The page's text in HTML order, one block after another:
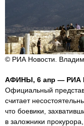
© РИА Новости.
АФИНЫ, 6 апр — РИА
Официальный
считает
что боевики,
в заложники